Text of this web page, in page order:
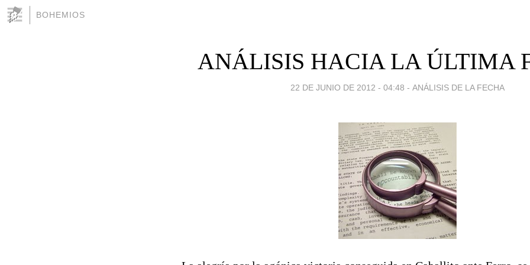
BOHEMIOS
ANÁLISIS HACIA LA ÚLTIMA
22 DE JUNIO DE 2012 - 04:48 - ANÁLISIS DE LA FECHA